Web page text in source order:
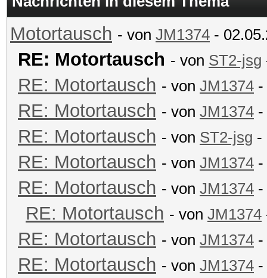
Motortausch - von JM1374 -
RE: Motortausch - von ST2-jsg
RE: Motortausch - von JM1374 -
RE: Motortausch - von JM1374 -
RE: Motortausch - von ST2-jsg -
RE: Motortausch - von JM1374 -
RE: Motortausch - von JM1374 -
RE: Motortausch - von JM1374
RE: Motortausch - von JM1374 -
RE: Motortausch - von JM1374 -